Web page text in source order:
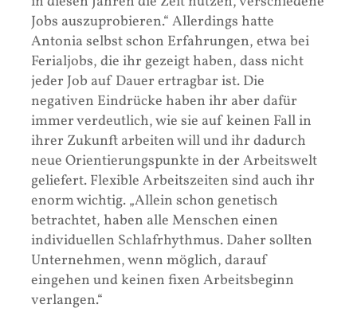
Jobs auszuprobieren.“ Allerdings hatte
Antonia selbst schon Erfahrungen, etwa bei
Ferialjobs, die ihr gezeigt haben, dass nicht
jeder Job auf Dauer ertragbar ist. Die
negativen Eindrücke haben ihr aber dafür
immer verdeutlich, wie sie auf keinen Fall in
ihrer Zukunft arbeiten will und ihr dadurch
neue Orientierungspunkte in der Arbeitswelt
geliefert. Flexible Arbeitszeiten sind auch ihr
enorm wichtig. „Allein schon genetisch
betrachtet, haben alle Menschen einen
individuellen Schlafrhythmus. Daher sollten
Unternehmen, wenn möglich, darauf
eingehen und keinen fixen Arbeitsbeginn
verlangen.“